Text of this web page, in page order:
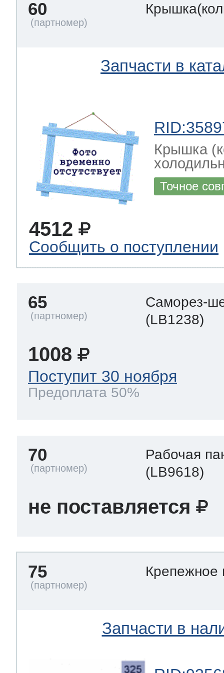
60
Запчасти в
Крышка
Точное
4512
Сообщить о поступлении
65
Саморез-
(LB1238)
1008
Поступит 30 ноября
Предоплата 50%
70
Рабочая
(LB9618)
не поставляется
75 Крепежное
Запчасти в